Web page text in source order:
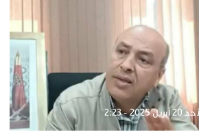
أبريل 2025 - 2:23